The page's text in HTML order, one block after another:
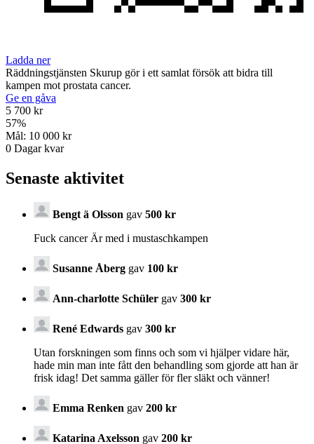
Ladda ner
Räddningstjänsten Skurup gör i ett samlat försök att bidra till
kampen mot prostata cancer.
Ge en gåva
5 700 kr
57%
Mål: 10 000 kr
0 Dagar kvar
Senaste aktivitet
Bengt ä Olsson gav 500 kr
Fuck cancer Är med i mustaschkampen
Susanne Åberg gav 100 kr
Ann-charlotte Schüler gav 300 kr
René Edwards gav 300 kr
Utan forskningen som finns och som vi hjälper vidare här,
hade min man inte fått den behandling som gjorde att han är
frisk idag! Det samma gäller för fler släkt och vänner!
Emma Renken gav 200 kr
Katarina Axelsson gav 200 kr